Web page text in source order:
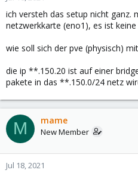
ich versteh das setup nicht ganz.
netzwerkkarte (eno1), es ist
wie soll sich der pve (physisch)
die ip **.150.20 ist auf einer
pakete in das **.150.0/24 netz
M mame
New Member
Jul 18, 2021